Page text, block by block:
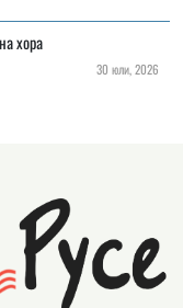
хора
30 юли, 2026